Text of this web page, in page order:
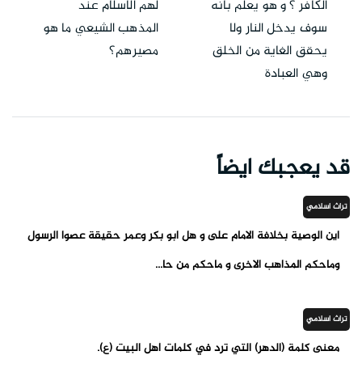
الكافر ؟ و هو يعلم بانه
سوف يدخل النار ولا
يحقق الغاية من الخلق
وهي العبادة
لهم الاسلام عند
المذهب الشيعي ما هو
مصيرهم؟
قد يعجبك ايضاً
تراث اسلامي
اين الوصية بخلافة الامام على و هل ابو بكر وعمر حقيقة عصوا الرسول
وماحكم المذاهب الاخرى و ماحكم من حا...
تراث اسلامي
معنى كلمة (الدهر) التي ترد في كلمات أهل البيت (ع).